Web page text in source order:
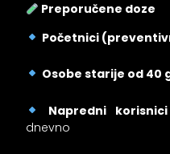
Preporučene doze
Početnici
Osobe starije od 40
Napredni
dnevno